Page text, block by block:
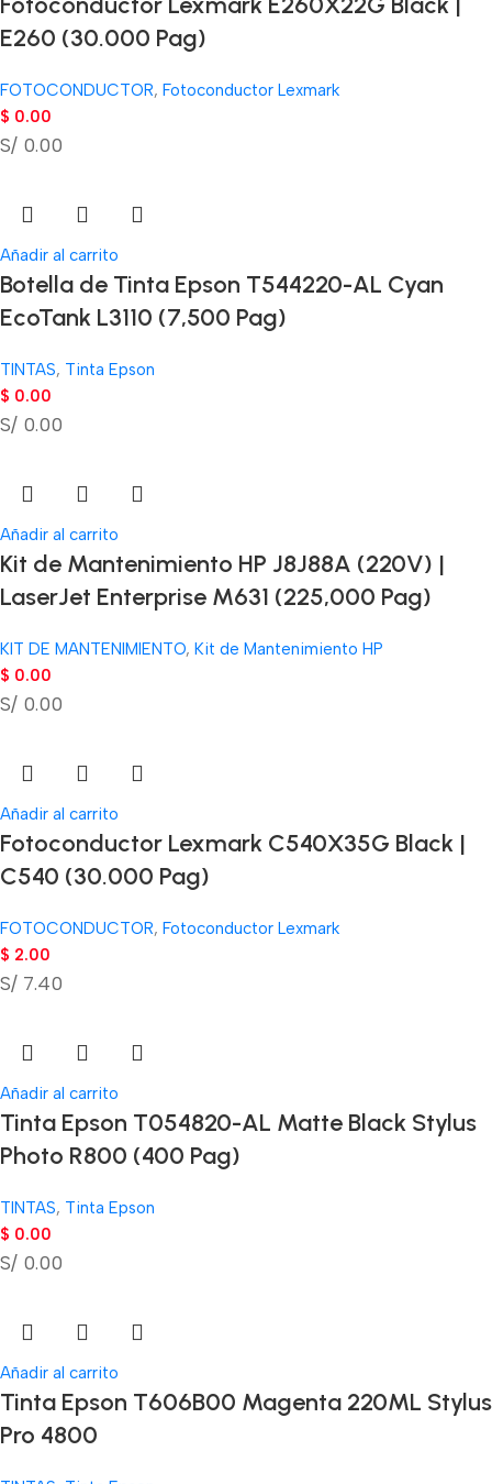
E260 (30.000 Pag)
FOTOCONDUCTOR, Fotoconductor Lexmark
$ 0.00
S/ 0.00
Añadir al carrito
Botella de Tinta Epson T544220-AL Cyan
EcoTank L3110 (7,500 Pag)
TINTAS, Tinta Epson
$ 0.00
S/ 0.00
Añadir al carrito
Kit de Mantenimiento HP J8J88A (220V) |
LaserJet Enterprise M631 (225,000 Pag)
KIT DE MANTENIMIENTO, Kit de Mantenimiento HP
$ 0.00
S/ 0.00
Añadir al carrito
Fotoconductor Lexmark C540X35G Black |
C540 (30.000 Pag)
FOTOCONDUCTOR, Fotoconductor Lexmark
$ 2.00
S/ 7.40
Añadir al carrito
Tinta Epson T054820-AL Matte Black Stylus
Photo R800 (400 Pag)
TINTAS, Tinta Epson
$ 0.00
S/ 0.00
Añadir al carrito
Tinta Epson T606B00 Magenta 220ML Stylus
Pro 4800